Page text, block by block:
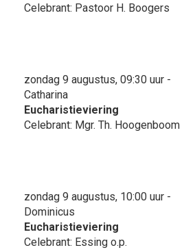
Celebrant: Pastoor H. Boogers
zondag 9 augustus, 09:30 uur -
Catharina
Eucharistieviering
Celebrant: Mgr. Th. Hoogenboom
zondag 9 augustus, 10:00 uur -
Dominicus
Eucharistieviering
Celebrant: Essing o.p.